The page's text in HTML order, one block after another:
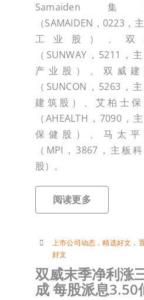
Samaiden集
（SAMAIDEN，0223，
工业股）、双
（SUNWAY，5211，
产业股）、双威建
（SUNCON，5263，
建筑股）、艾柏士保
（AHEALTH，7090，
保健股）、马太平
（MPI，3867，主板
股）。
阅读更多
上市公司动态 ，精选好文 ，
好文
双威末季净利涨
成 每股派息3.50